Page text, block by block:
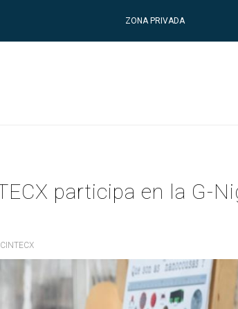
ZONA PRIVADA
participa en la G-
CINTECX